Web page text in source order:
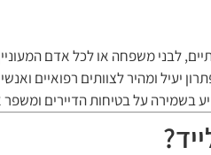
לבני משפחה או לכל אדם
יעיל ומהיר לצוותים רפואיים
בשמירה על בטיחות הדיירים